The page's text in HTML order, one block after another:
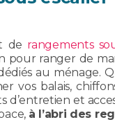
de rangements
pour ranger de
au ménage.
vos balais,
d’entretien et
à l’abri des